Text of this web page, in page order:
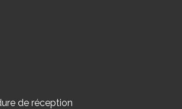
de réception